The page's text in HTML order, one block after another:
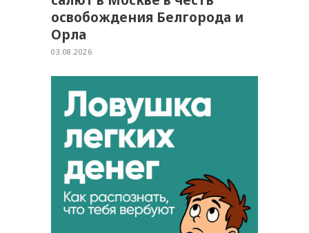
освобождения Белгорода и
Орла
03.08.2026